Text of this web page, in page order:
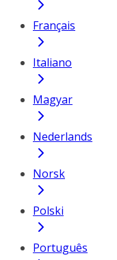
Français
Italiano
Magyar
Nederlands
Norsk
Polski
Português